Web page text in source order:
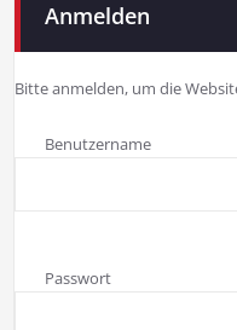
Anmelden
Bitte anmelden, um die
Benutzername
Passwort